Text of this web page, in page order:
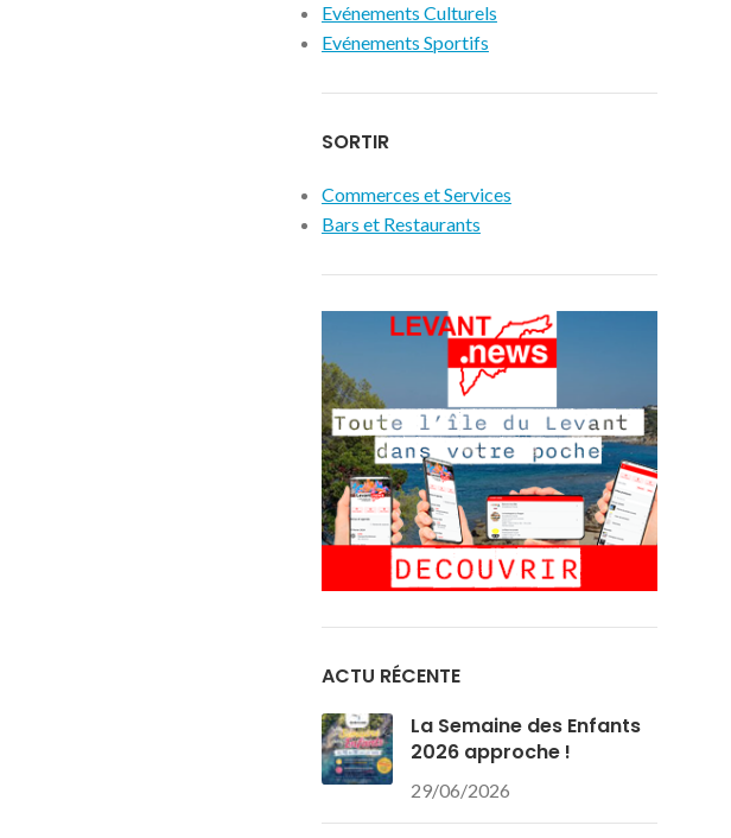
Evénements Culturels
Evénements Sportifs
SORTIR
Commerces et Services
Bars et Restaurants
ACTU RÉCENTE
La Semaine des Enfants
2026 approche !
29/06/2026